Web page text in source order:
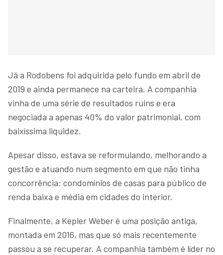
Já a Rodobens foi adquirida pelo fundo em abril de
2019 e ainda permanece na carteira. A companhia
vinha de uma série de resultados ruins e era
negociada a apenas 40% do valor patrimonial, com
baixíssima liquidez.
Apesar disso, estava se reformulando, melhorando a
gestão e atuando num segmento em que não tinha
concorrência: condomínios de casas para público de
renda baixa e média em cidades do interior.
Finalmente, a Kepler Weber é uma posição antiga,
montada em 2016, mas que só mais recentemente
passou a se recuperar. A companhia também é líder no